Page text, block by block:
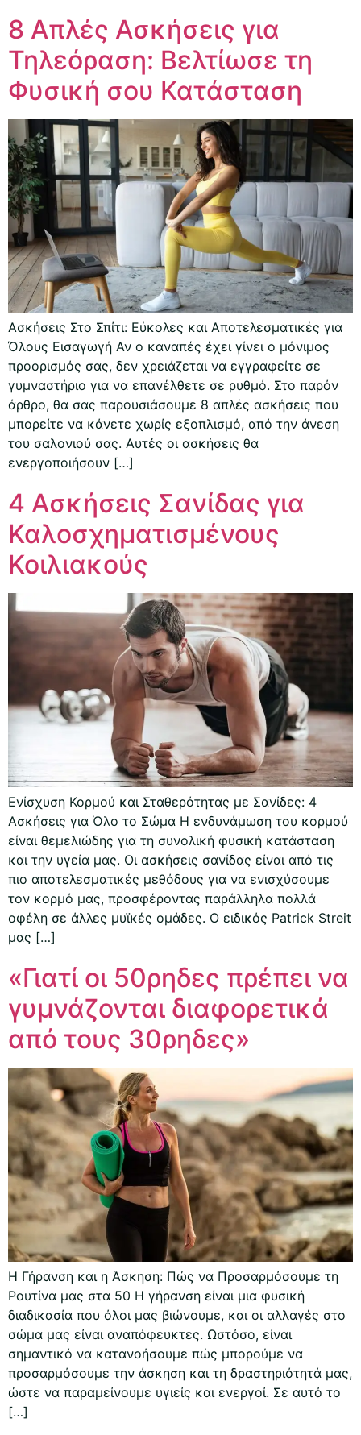
8 Απλές Ασκήσεις για
Τηλεόραση: Βελτίωσε τη
Φυσική σου Κατάσταση
Ασκήσεις Στο Σπίτι: Εύκολες και Αποτελεσματικές για
Όλους Εισαγωγή Αν ο καναπές έχει γίνει ο μόνιμος
προορισμός σας, δεν χρειάζεται να εγγραφείτε σε
γυμναστήριο για να επανέλθετε σε ρυθμό. Στο παρόν
άρθρο, θα σας παρουσιάσουμε 8 απλές ασκήσεις που
μπορείτε να κάνετε χωρίς εξοπλισμό, από την άνεση
του σαλονιού σας. Αυτές οι ασκήσεις θα
ενεργοποιήσουν […]
4 Ασκήσεις Σανίδας για
Καλοσχηματισμένους
Κοιλιακούς
Ενίσχυση Κορμού και Σταθερότητας με Σανίδες: 4
Ασκήσεις για Όλο το Σώμα Η ενδυνάμωση του κορμού
είναι θεμελιώδης για τη συνολική φυσική κατάσταση
και την υγεία μας. Οι ασκήσεις σανίδας είναι από τις
πιο αποτελεσματικές μεθόδους για να ενισχύσουμε
τον κορμό μας, προσφέροντας παράλληλα πολλά
οφέλη σε άλλες μυϊκές ομάδες. Ο ειδικός Patrick Streit
μας […]
«Γιατί οι 50ρηδες πρέπει να
γυμνάζονται διαφορετικά
από τους 30ρηδες»
Η Γήρανση και η Άσκηση: Πώς να Προσαρμόσουμε τη
Ρουτίνα μας στα 50 Η γήρανση είναι μια φυσική
διαδικασία που όλοι μας βιώνουμε, και οι αλλαγές στο
σώμα μας είναι αναπόφευκτες. Ωστόσο, είναι
σημαντικό να κατανοήσουμε πώς μπορούμε να
προσαρμόσουμε την άσκηση και τη δραστηριότητά μας,
ώστε να παραμείνουμε υγιείς και ενεργοί. Σε αυτό το
[…]